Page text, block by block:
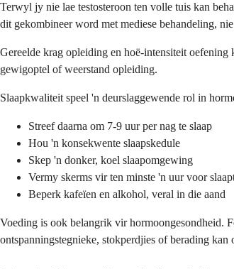
Terwyl jy nie lae testosteroon ten volle tuis kan
dit gekombineer word met mediese behandeling,
Gereelde krag opleiding en hoë-intensiteit
gewigoptel of weerstand opleiding.
Slaapkwaliteit speel 'n deurslaggewende rol in
Streef daarna om 7-9 uur per nag te slaap
Hou 'n konsekwente slaapskedule
Skep 'n donker, koel slaapomgewing
Vermy skerms vir ten minste 'n uur voor
Beperk kafeïen en alkohol, veral in die aand
Voeding is ook belangrik vir hormoongesondheid.
ontspanningstegnieke, stokperdjies of berading